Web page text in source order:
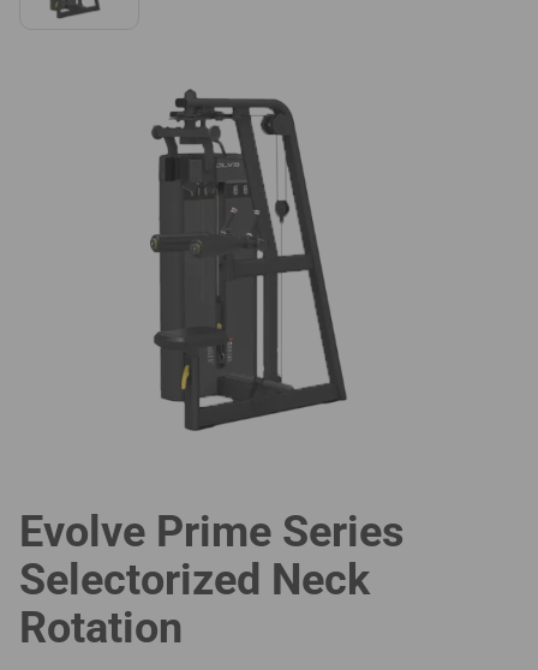
Evolve Prime Series
Selectorized Neck
Rotation